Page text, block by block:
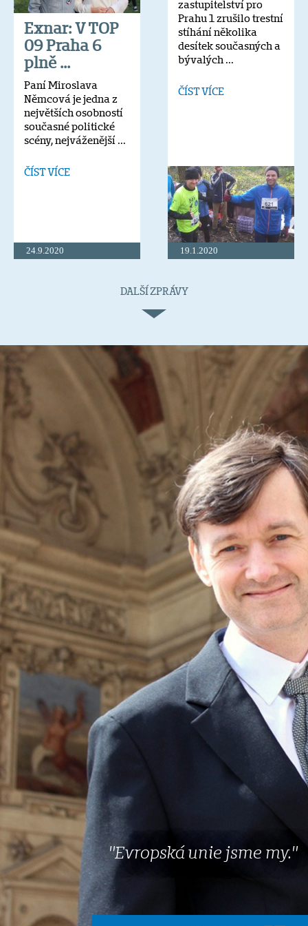
Exnar: V TOP
09 Praha 6
plně ...
Paní Miroslava
Němcová je jedna z
největších osobností
současné politické
scény, nejváženější ...
ČÍST VÍCE
24.9.2020
zastupitelství pro
Prahu 1 zrušilo trestní
stíhání několika
desítek současných a
bývalých ...
ČÍST VÍCE
19.1.2020
Pospíšil:
Svoboda a
demokracie ...
připomněla 30. výročí
sametové revoluce
pochodem od srdce
na náměstí Václava ...
ČÍST VÍCE
18.11.2019
Exnar: Staňte
Připomínáme si 30.
výročí sametové
ČÍST VÍCE
17.11.2019
TOP 09 Praha
si připomíná
Den české ...
Při příležitosti svátku
sv. Václava a Dne
české státnosti si dnes
TOP 09 Praha
připomíná tisí...
ČÍST VÍCE
V Praze 6 jsme
srdcem TOP
09
Petr Exnar se stal
začátkem června
novým předsedou
Popovídali jsme si s ...
DALŠÍ ZPRÁVY
"Evropská unie jsme my."